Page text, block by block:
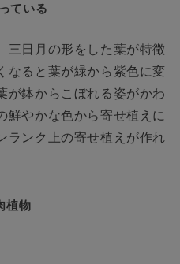
ている
三日月の形をした葉が特徴
なると葉が緑から紫色に変
が鉢からこぼれる姿がかわ
鮮やかな色から寄せ植えに
ランク上の寄せ植えが作れ
植物